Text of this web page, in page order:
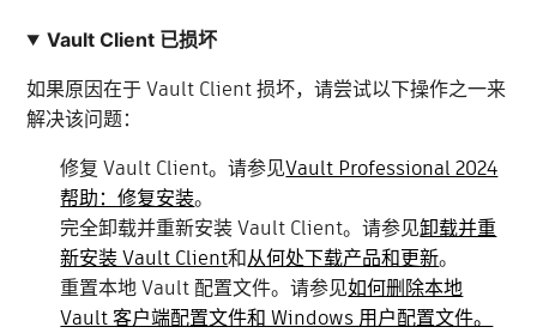
Vault Client 已损坏
如果原因在于 Vault Client 损坏，请尝试以下操作之一来
解决该问题：
修复 Vault Client。请参见Vault Professional 2024
帮助：修复安装。
完全卸载并重新安装 Vault Client。请参见卸载并重
新安装 Vault Client和从何处下载产品和更新。
重置本地 Vault 配置文件。请参见如何删除本地
Vault 客户端配置文件和 Windows 用户配置文件。